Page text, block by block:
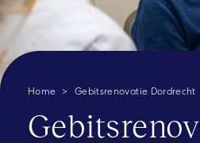
Home Gebitsrenovatie Dordrecht